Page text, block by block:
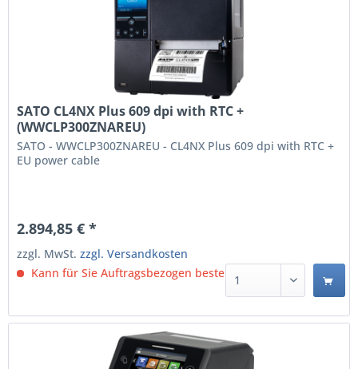
SATO CL4NX Plus 609 dpi with RTC +
(WWCLP300ZNAREU)
SATO - WWCLP300ZNAREU - CL4NX Plus 609 dpi with RTC +
EU power cable
2.894,85 € *
zzgl. MwSt.zzgl. Versandkosten
Kann für Sie Auftragsbezogen bestellt werden.